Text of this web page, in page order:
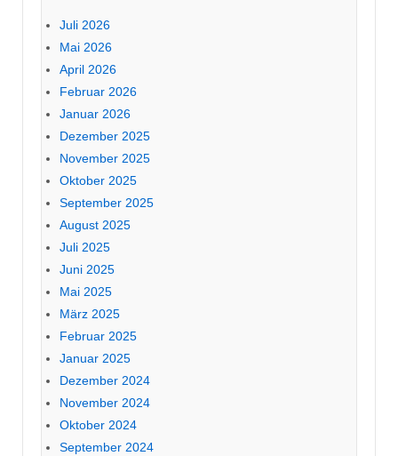
Juli 2026
Mai 2026
April 2026
Februar 2026
Januar 2026
Dezember 2025
November 2025
Oktober 2025
September 2025
August 2025
Juli 2025
Juni 2025
Mai 2025
März 2025
Februar 2025
Januar 2025
Dezember 2024
November 2024
Oktober 2024
September 2024